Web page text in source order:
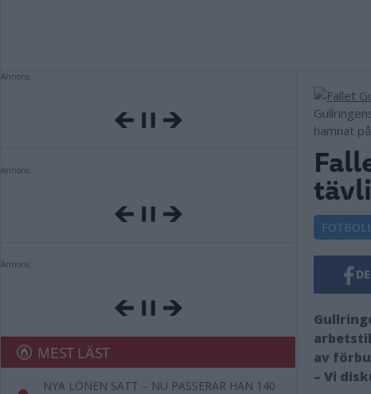
Annons:
Annons:
Annons:
MEST LÄST
NYA LÖNEN SATT – NU PASSERAR HAN 140
hamnat
av
– Vi